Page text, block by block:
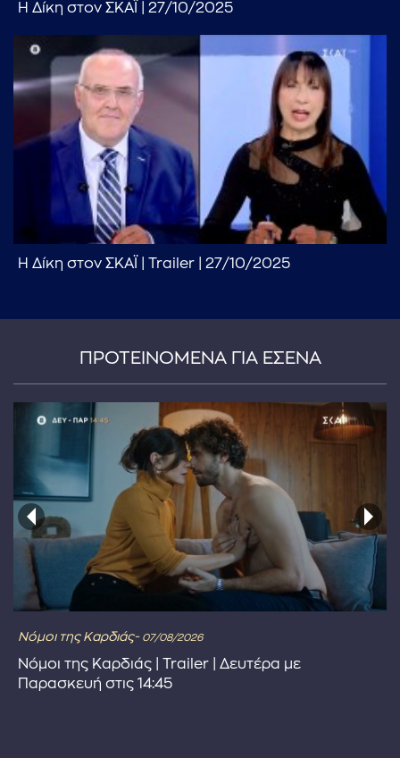
...πληκτρολογήστε κείμενο προς αναζήτηση
Η Δίκη στον ΣΚΑΪ | 27/10/2025
Η Δίκη στον ΣΚΑΪ | Trailer | 27/10/2025
ΠΡΟΤΕΙΝΟΜΕΝΑ ΓΙΑ ΕΣΕΝΑ
Νόμοι της Καρδιάς- 07/08/2026
Νόμοι της Καρδιάς | Trailer | Δευτέρα με
Παρασκευή στις 14:45